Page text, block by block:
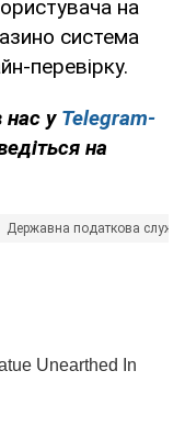
на
система
перевірку.
нас у Telegram-
на
Державна податкова